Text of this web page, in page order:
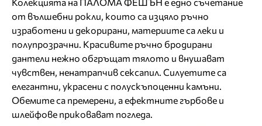
от вълшебни рокли, които са изцяло ръчно
изработени и декорирани, материите са леки и
полупрозрачни. Красивите ръчно бродирани
дантели нежно обгръщат тялото и внушават
чувствен, ненатрапчив сексапил. Силуетите са
елегантни, украсени с полускъпоценни камъни.
Обемите са премерени, а ефектните гърбове и
шлейфове приковават погледа.